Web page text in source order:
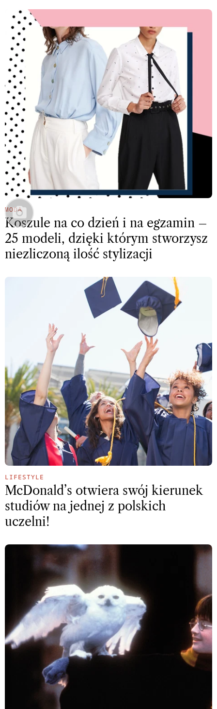
MODA
Koszule na co dzień i na egzamin –
25 modeli, dzięki którym stworzysz
niezliczoną ilość stylizacji
LIFESTYLE
McDonald’s otwiera swój kierunek
studiów na jednej z polskich
uczelni!